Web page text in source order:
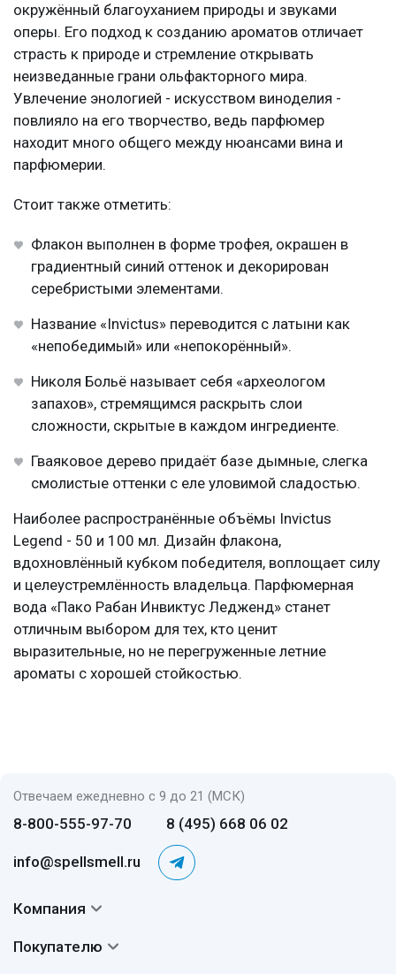
окружённый благоуханием природы и звуками
оперы. Его подход к созданию ароматов отличает
страсть к природе и стремление открывать
неизведанные грани ольфакторного мира.
Увлечение энологией - искусством виноделия -
повлияло на его творчество, ведь парфюмер
находит много общего между нюансами вина и
парфюмерии.
Стоит также отметить:
Флакон выполнен в форме трофея, окрашен в
градиентный синий оттенок и декорирован
серебристыми элементами.
Название «Invictus» переводится с латыни как
«непобедимый» или «непокорённый».
Николя Больё называет себя «археологом
запахов», стремящимся раскрыть слои
сложности, скрытые в каждом ингредиенте.
Гваяковое дерево придаёт базе дымные, слегка
смолистые оттенки с еле уловимой сладостью.
Наиболее распространённые объёмы Invictus
Legend - 50 и 100 мл. Дизайн флакона,
вдохновлённый кубком победителя, воплощает силу
и целеустремлённость владельца. Парфюмерная
вода «Пако Рабан Инвиктус Ледженд» станет
отличным выбором для тех, кто ценит
выразительные, но не перегруженные летние
ароматы с хорошей стойкостью.
Отвечаем ежедневно с 9 до 21 (МСК)
8-800-555-97-70 8 (495) 668 06 02
info@spellsmell.ru
Компания
Покупателю